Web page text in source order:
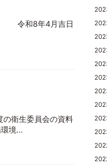
月吉日
衛生委員会の資料
環境…